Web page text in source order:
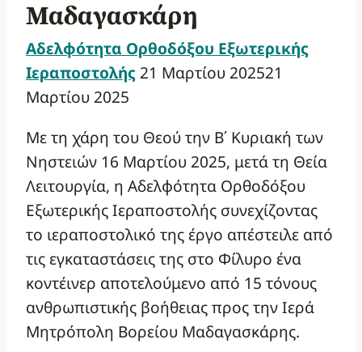
Μαδαγασκάρη
Αδελφότητα Ορθοδόξου Εξωτερικής
Ιεραποστολής 21 Μαρτίου 202521
Μαρτίου 2025
Με τη χάρη του Θεού την Β΄ Κυριακή των
Νηστειών 16 Μαρτίου 2025, μετά τη Θεία
Λειτουργία, η Αδελφότητα Ορθοδόξου
Εξωτερικής Ιεραποστολής συνεχίζοντας
το ιεραποστολικό της έργο απέστειλε από
τις εγκαταστάσεις της στο Φίλυρο ένα
κοντέινερ αποτελούμενο από 15 τόνους
ανθρωπιστικής βοήθειας προς την Ιερά
Μητρόπολη Βορείου Μαδαγασκάρης.